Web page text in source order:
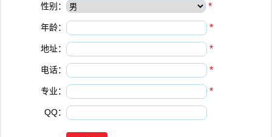
性别： *
年龄： *
地址： *
电话： *
专业： *
QQ：